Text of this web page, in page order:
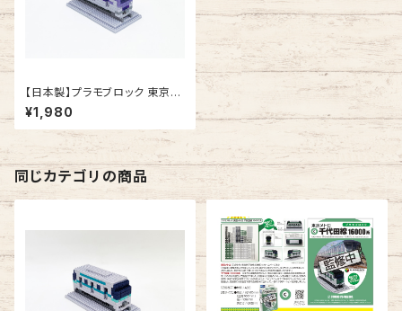
【日本製】プラモブロック 東京メ
トロ 半蔵門線 18000系
¥1,980
同じカテゴリの商品